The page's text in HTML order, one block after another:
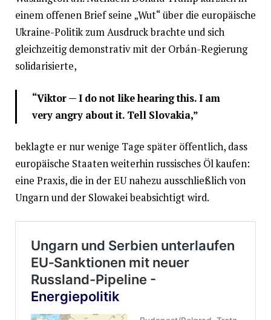
einem offenen Brief seine „Wut“ über die europäische
Ukraine-Politik zum Ausdruck brachte und sich
gleichzeitig demonstrativ mit der Orbán-Regierung
solidarisierte,
“Viktor — I do not like hearing this. I am
very angry about it. Tell Slovakia,”
beklagte er nur wenige Tage später öffentlich, dass
europäische Staaten weiterhin russisches Öl kaufen:
eine Praxis, die in der EU nahezu ausschließlich von
Ungarn und der Slowakei beabsichtigt wird.